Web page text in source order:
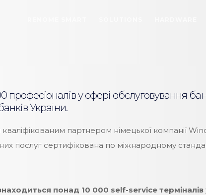
у сфері обслуговування
України.
партнером німецької компанії
послуг сертифікована по міжнародному
понад 10 000 self-service терміналів